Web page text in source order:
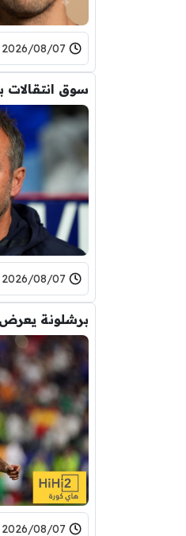
2026/08/07 - 18:00
2026/08/07 - 12:51
2026/08/07 - 14:07